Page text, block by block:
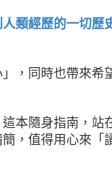
類經歷的一切歷
，同時也帶來
本隨身指南，站
，值得用心來「